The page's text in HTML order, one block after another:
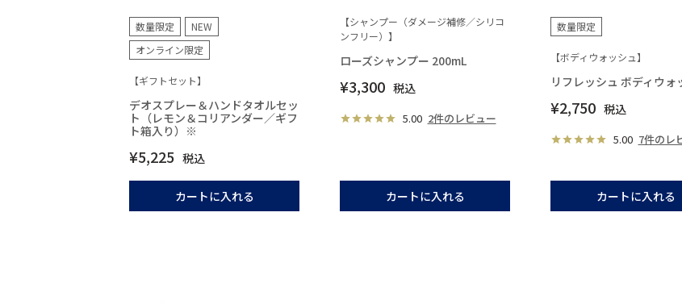
数量限定
NEW
オンライン限定
【ギフトセット】
デオスプレー＆ハンドタオルセッ
ト（レモン＆コリアンダー／ギフ
ト箱入り）※
¥5,225 税込
カートに入れる
【シャンプー（ダメージ補修／シリコ
ンフリー）】
ローズシャンプー 200mL
¥3,300 税込
5.00 2件のレビュー
カートに入れる
数量限定
【ボディウォッシュ】
リフレッシュ ボディウォ
¥2,750 税込
5.00 7件のレ
カートに入れる